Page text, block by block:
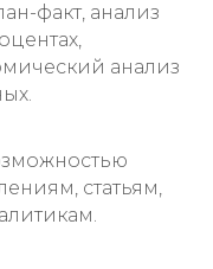
факт, анализ
анализ
статьям,